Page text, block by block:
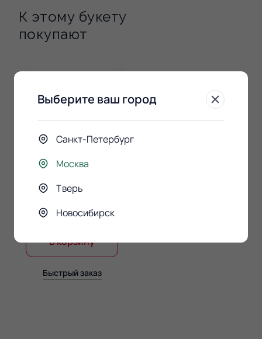
К этому букету
покупают
890 ₽
В корзину
Быстрый заказ
Выберите ваш город
Санкт-Петербург
Москва
Тверь
Новосибирск